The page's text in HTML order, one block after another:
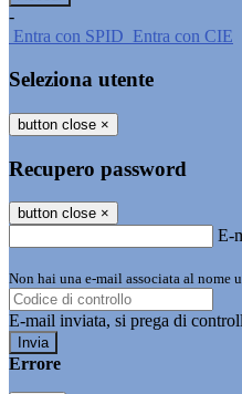
-
Entra con SPID Entra con CIE
Seleziona utente
button close ×
Recupero password
button close ×
E-
Non hai una e-mail associata al nome
E-mail inviata, si prega di
Errore